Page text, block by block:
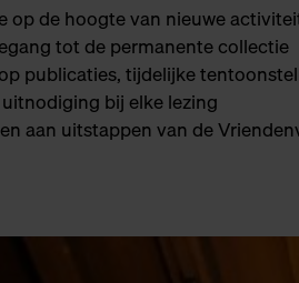
op de hoogte van nieuwe
tot de permanente collectie
publicaties, tijdelijke
bij elke lezing
aan uitstappen van de